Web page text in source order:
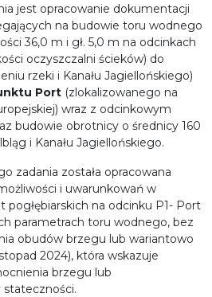
jest opracowanie dokumentacji
na budowie toru wodnego
36,0 m i gł. 5,0 m na odcinkach
oczyszczalni ścieków) do
rzeki i Kanału Jagiellońskiego)
Port (zlokalizowanego na
wraz z odcinkowym
budowie obrotnicy o średnicy 160
i Kanału Jagiellońskiego.
zadania została opracowana
i uwarunkowań w
pogłębiarskich na odcinku P1- Port
parametrach toru wodnego, bez
obudów brzegu lub wariantowo
2024), która wskazuje
brzegu lub
stateczności.